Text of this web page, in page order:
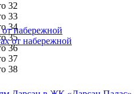
набережной